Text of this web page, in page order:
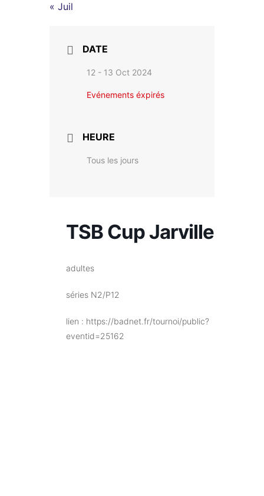
« Juil
DATE
12 - 13 Oct 2024
Evénements éxpirés
HEURE
Tous les jours
TSB Cup Jarville
adultes
séries N2/P12
lien : https://badnet.fr/tournoi/public?
eventid=25162